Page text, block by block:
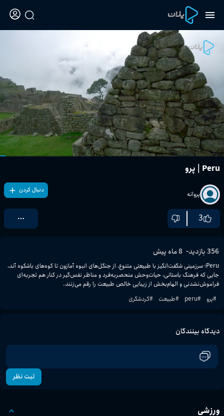
Peru | پرو
پروانه دنبال کردن
3
356بازدید- 8 ماه پیش
Peru؛ سرزمینی شگفت‌انگیز با طبیعتی متنوع، از جنگل‌های انبوه آمازون تا کوه‌های باشکوه آند،
جایی که فرهنگ باستانی، حیات‌وحش منحصربه‌فرد و مناظر نفس‌گیر در کنار هم تجربه‌ای
فراموش‌نشدنی و الهام‌بخش از زیبایی خالص طبیعت را رقم می‌زنند.
#پرو #
peru
#طبیعت #گردشگری
دیدگاه بینندگان
ثبت نظر
ورزشی